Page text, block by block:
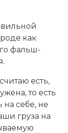
как
фальш-
есть,
то есть
на себе, не
груза на